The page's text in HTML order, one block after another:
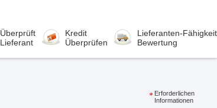
Überprüft
Lieferant
Kredit
Überprüfen
Lieferanten-Fähigkeit
Bewertung
Erforderlichen
Informationen